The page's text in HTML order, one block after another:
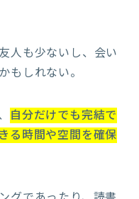
人も少ないし、会い
もしれない。
自分だけでも完結で
る時間や空間を確保